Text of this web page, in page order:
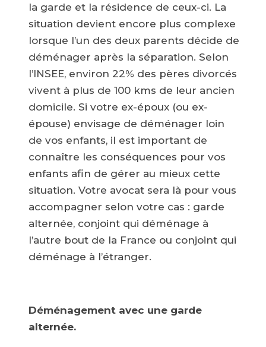
la garde et la résidence de ceux-ci. La
situation devient encore plus complexe
lorsque l’un des deux parents décide de
déménager après la séparation. Selon
l’INSEE, environ 22% des pères divorcés
vivent à plus de 100 kms de leur ancien
domicile. Si votre ex-époux (ou ex-
épouse) envisage de déménager loin
de vos enfants, il est important de
connaître les conséquences pour vos
enfants afin de gérer au mieux cette
situation. Votre avocat sera là pour vous
accompagner selon votre cas : garde
alternée, conjoint qui déménage à
l’autre bout de la France ou conjoint qui
déménage à l’étranger.
Déménagement avec une garde
alternée.